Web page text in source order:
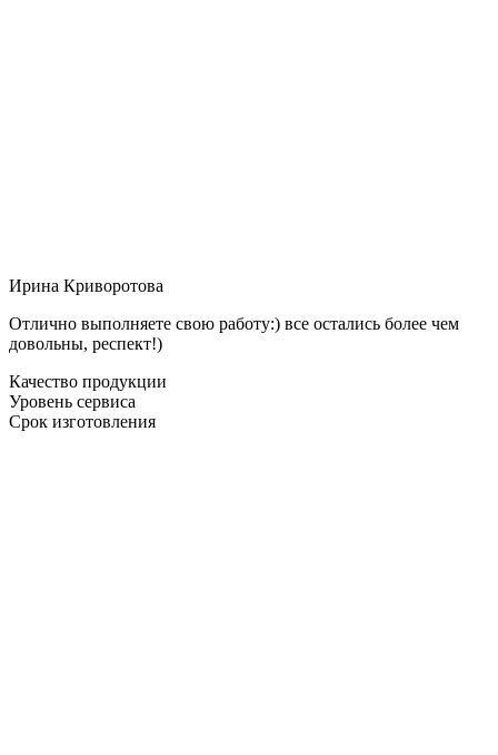
Ирина Криворотова
Отлично выполняете свою работу:) все остались более чем
довольны, респект!)
Качество продукции
Уровень сервиса
Срок изготовления